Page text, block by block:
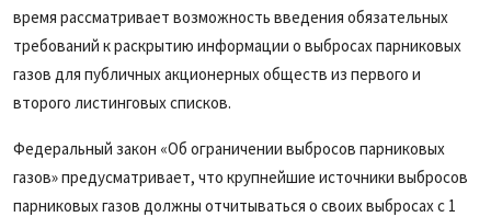
время рассматривает возможность введения обязательных
требований к раскрытию информации о выбросах парниковых
газов для публичных акционерных обществ из первого и
второго листинговых списков.
Федеральный закон «Об ограничении выбросов парниковых
газов» предусматривает, что крупнейшие источники выбросов
парниковых газов должны отчитываться о своих выбросах с 1